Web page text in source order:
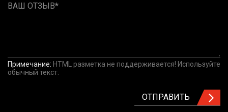
ВАШ ОТЗЫВ
Примечание: HTML разметка не поддерживается! Используйте
обычный текст.
ОТПРАВИТЬ